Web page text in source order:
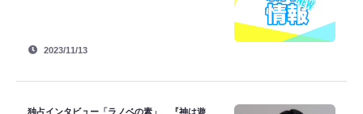
2023/11/13
独占インタビュー「ラノベの素」 『神は遊